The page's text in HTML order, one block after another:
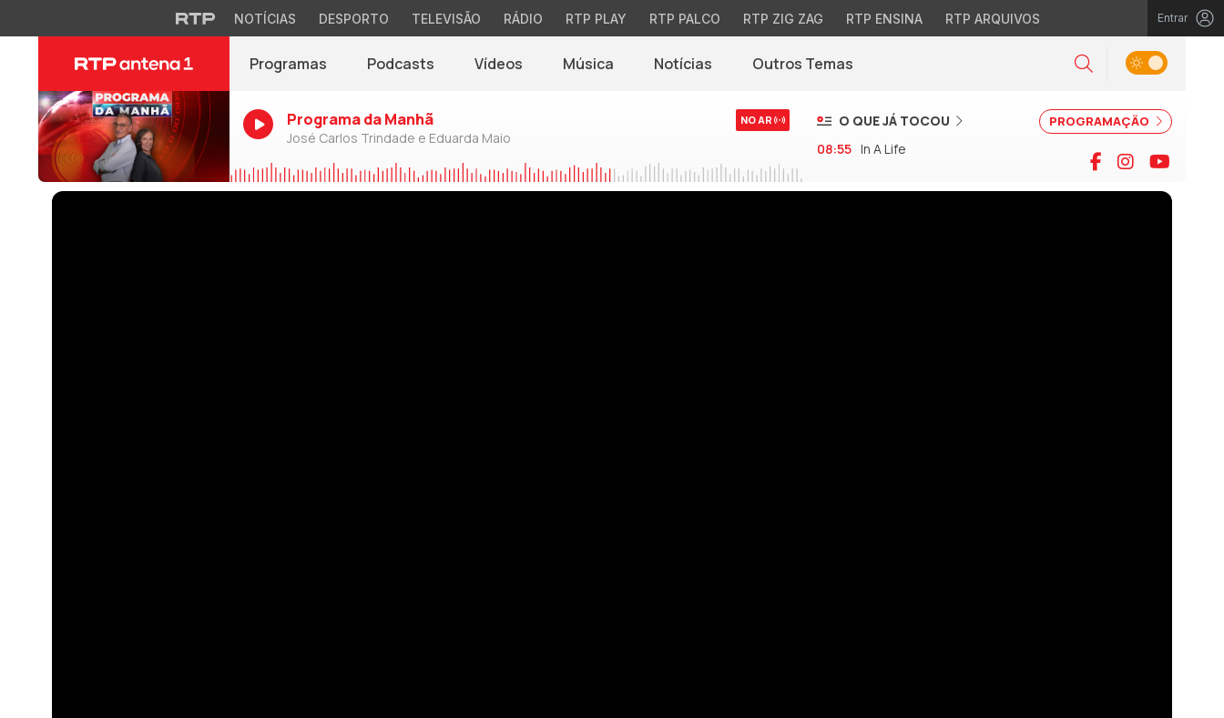
NOTÍCIAS DESPORTO TELEVISÃO RÁDIO RTP PLAY RTP PALCO RTP ZIG ZAG RTP ENSINA RTP ARQUIVOS Entrar
Programas Podcasts Vídeos Música Notícias(abre em nova janela)
Outros Temas Pesquisar
Alternar tema
Programa da Manhã
José Carlos Trindade e Eduarda Maio
NO AR PROGRAMAÇÃO
O QUE JÁ TOCOU
08:55 In A Life Facebook
Instagram